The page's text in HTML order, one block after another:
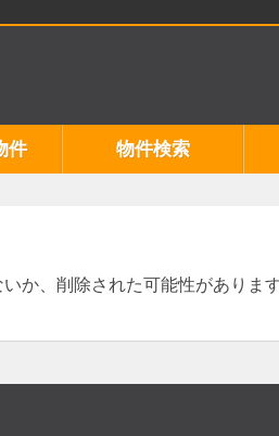
件 物件検索
か、削除された可能性があります